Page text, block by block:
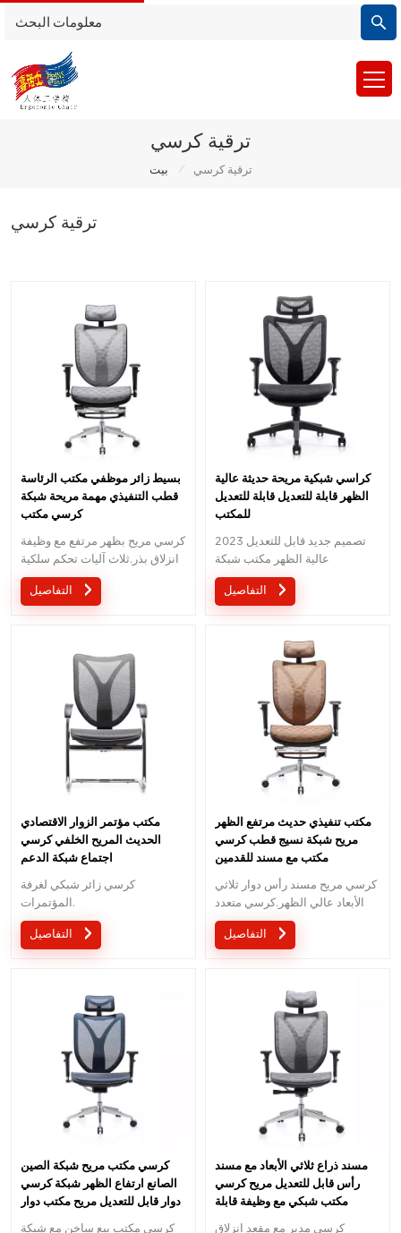
ترقية كرسي
بيت / ترقية كرسي
ترقية كرسي
بسيط زائر موظفي مكتب الرئاسة
قطب التنفيذي مهمة مريحة شبكة
كرسي مكتب
كرسي مريح بظهر مرتفع مع وظيفة
انزلاق بذر.ثلاث آليات تحكم سلكية
كراسي شبكية مريحة حديثة عالية
الظهر قابلة للتعديل قابلة للتعديل
للمكتب
2023 تصميم جديد قابل للتعديل
عالية الظهر مكتب شبكة
كرسي.نحن نقدم خدمة OEM أو
مكتب مؤتمر الزوار الاقتصادي
الحديث المريح الخلفي كرسي
اجتماع شبكة الدعم
كرسي زائر شبكي لغرفة
المؤتمرات.
مكتب تنفيذي حديث مرتفع الظهر
مريح شبكة نسيج قطب كرسي
مكتب مع مسند للقدمين
كرسي مريح مسند رأس دوار ثلاثي
الأبعاد عالي الظهر.كرسي متعدد
الوظائف مع مسند رأس ثلاثي
كرسي مكتب مريح شبكة الصين
الصانع ارتفاع الظهر شبكة كرسي
دوار قابل للتعديل مريح مكتب دوار
كرسي مكتب بيع ساخن مع شبكة
مسند ذراع ثلاثي الأبعاد مع مسند
رأس قابل للتعديل مريح كرسي
مكتب شبكي مع وظيفة قابلة
كرسي مدير مع مقعد انزلاق